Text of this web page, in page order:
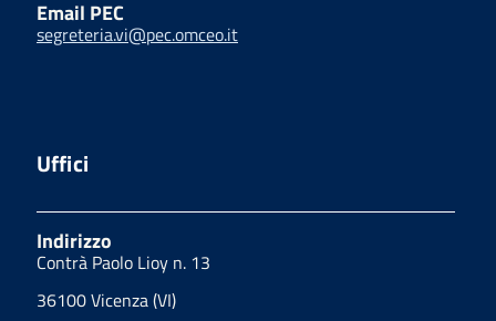
Email PEC
segreteria.vi@pec.omceo.it
Uffici
Indirizzo
Contrà Paolo Lioy n. 13
36100 Vicenza (VI)